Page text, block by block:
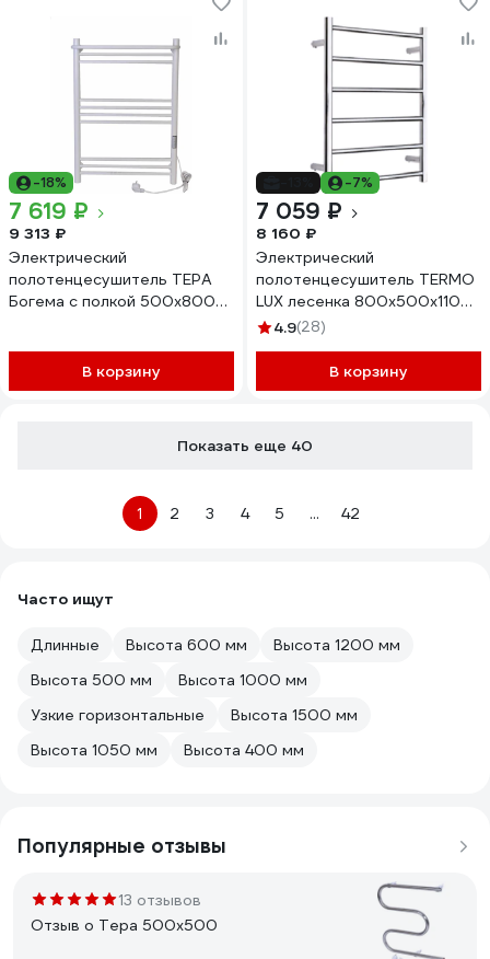
-18%
7 619 ₽
9 313 ₽
Электрический
полотенцесушитель ТЕРА
Богема с полкой 500x800
В корзину
-7%
7 059 ₽
8 160 ₽
Электрический
полотенцесушитель TERMO
LUX лесенка 800x500x110
TLH08-6ESD32D22
4.9(28)
В корзину
Показать еще 40
1 2 3 4 5 ... 42
Часто ищут
Длинные Высота 600 мм
Высота 1200 мм
Высота 500 мм
Высота 1000 мм
Узкие горизонтальные
Высота 1500 мм
Высота 1050 мм
Высота 400 мм
Популярные отзывы
13 отзывов
Отзыв о Тера 500х500